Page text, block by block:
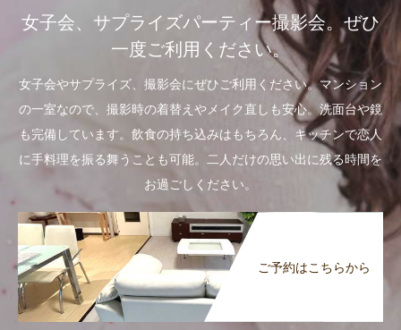
女子会、サプライズパーティー撮影会。ぜひ
一度ご利用ください。
女子会やサプライズ、撮影会にぜひご利用ください。マンション
の一室なので、撮影時の着替えやメイク直しも安心。洗面台や鏡
も完備しています。飲食の持ち込みはもちろん、キッチンで恋人
に手料理を振る舞うことも可能。二人だけの思い出に残る時間を
お過ごしください。
ご予約はこちらから